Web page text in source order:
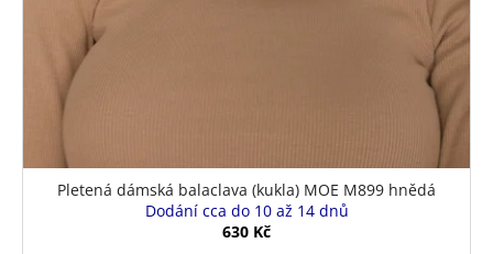
Pletená dámská balaclava (kukla) MOE M899 hnědá
Dodání cca do 10 až 14 dnů
630 Kč